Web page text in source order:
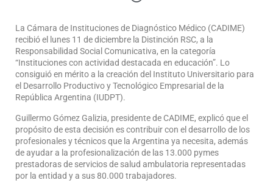
La Cámara de Instituciones de Diagnóstico Médico (CADIME)
recibió el lunes 11 de diciembre la Distinción RSC, a la
Responsabilidad Social Comunicativa, en la categoría
“Instituciones con actividad destacada en educación”. Lo
consiguió en mérito a la creación del Instituto Universitario para
el Desarrollo Productivo y Tecnológico Empresarial de la
República Argentina (IUDPT).
Guillermo Gómez Galizia, presidente de CADIME, explicó que el
propósito de esta decisión es contribuir con el desarrollo de los
profesionales y técnicos que la Argentina ya necesita, además
de ayudar a la profesionalización de las 13.000 pymes
prestadoras de servicios de salud ambulatoria representadas
por la entidad y a sus 80.000 trabajadores.